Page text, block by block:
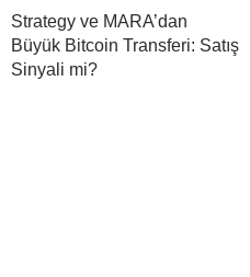
Strategy ve MARA’dan
Büyük Bitcoin Transferi: Satış
Sinyali mi?